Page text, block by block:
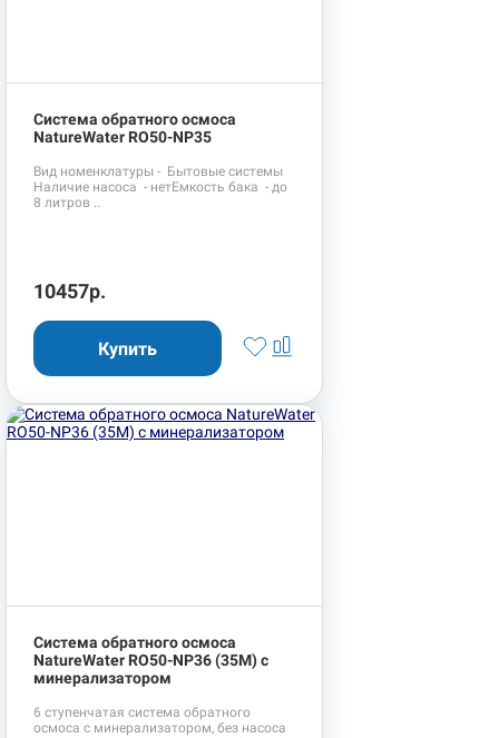
Система обратного осмоса
NatureWater RO50-NP35
Вид номенклатуры - Бытовые системы
Наличие насоса - нетЕмкость бака - до
8 литров ..
10457р.
Система обратного осмоса
NatureWater RO50-NP36 (35М) с
минерализатором
6 ступенчатая система обратного
осмоса с минерализатором, без насоса